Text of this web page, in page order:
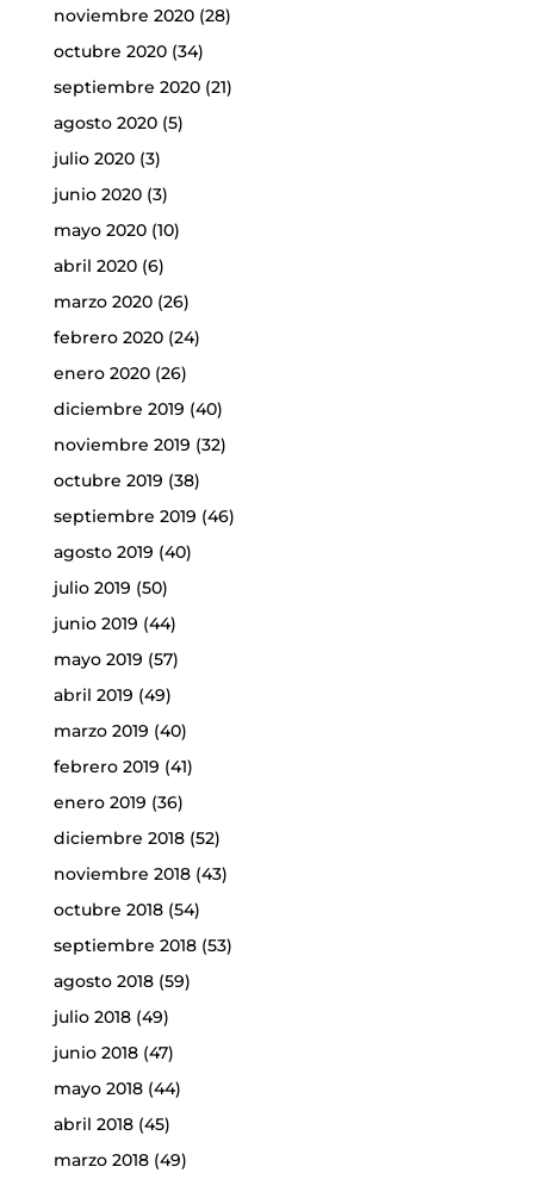
noviembre 2020(28)
octubre 2020(34)
septiembre 2020(21)
agosto 2020(5)
julio 2020(3)
junio 2020(3)
mayo 2020(10)
abril 2020(6)
marzo 2020(26)
febrero 2020(24)
enero 2020(26)
diciembre 2019 (40)
noviembre 2019 (32)
octubre 2019 (38)
septiembre 2019 (46)
agosto 2019 (40)
julio 2019 (50)
junio 2019 (44)
mayo 2019 (57)
abril 2019 (49)
marzo 2019 (40)
febrero 2019 (41)
enero 2019 (36)
diciembre 2018(52)
noviembre 2018(43)
octubre 2018(54)
septiembre 2018(53)
agosto 2018(59)
julio 2018(49)
junio 2018(47)
mayo 2018(44)
abril 2018(45)
marzo 2018(49)